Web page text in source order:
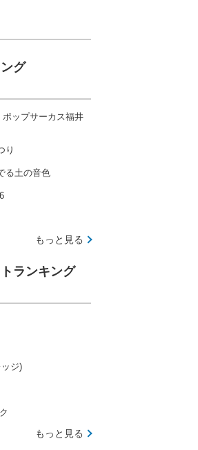
グ
ップサーカス福井
り
る土の音色
もっと見る
ランキング
ジ)
もっと見る